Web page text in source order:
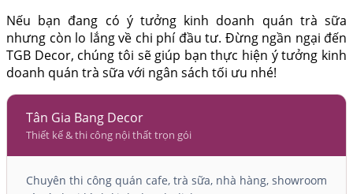
Nếu bạn đang có ý tưởng kinh doanh quán trà sữa
nhưng còn lo lắng về chi phí đầu tư. Đừng ngần ngại đến
TGB Decor, chúng tôi sẽ giúp bạn thực hiện ý tưởng kinh
doanh quán trà sữa với ngân sách tối ưu nhé!
Tân Gia Bang Decor
Thiết kế & thi công nội thất trọn gói
Chuyên thi công quán cafe, trà sữa, nhà hàng, showroom